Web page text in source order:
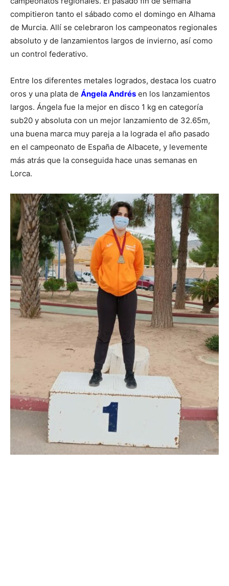
compitieron tanto el sábado como el domingo en Alhama
de Murcia. Allí se celebraron los campeonatos regionales
absoluto y de lanzamientos largos de invierno, así como
un control federativo.
Entre los diferentes metales logrados, destaca los cuatro
oros y una plata de Ángela Andrés en los lanzamientos
largos. Ángela fue la mejor en disco 1 kg en categoría
sub20 y absoluta con un mejor lanzamiento de 32.65m,
una buena marca muy pareja a la lograda el año pasado
en el campeonato de España de Albacete, y levemente
más atrás que la conseguida hace unas semanas en
Lorca.